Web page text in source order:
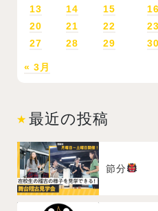
« 3月
13
14 15 16
20
21 22 23
27
28 29 30
最近の投稿
節分